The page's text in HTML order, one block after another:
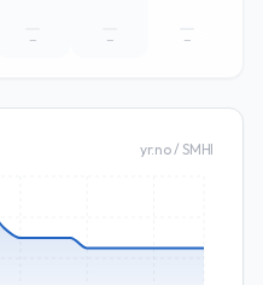
– – –
yr.no / SMHI